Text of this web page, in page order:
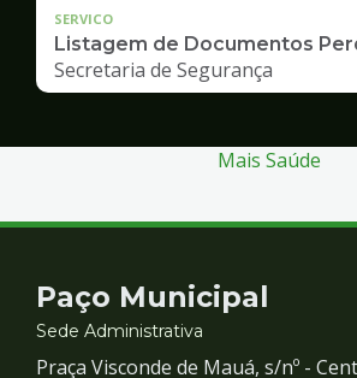
SERVICO
Listagem de Documentos
Secretaria de Segurança
Mais Saúde
Contato
e
Paço Municipal
Sede Administrativa
Praça Visconde de Mauá, s/nº -